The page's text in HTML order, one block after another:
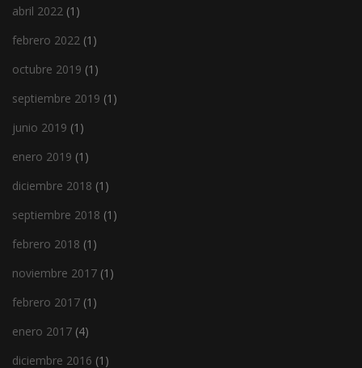
abril 2022 (1)
febrero 2022 (1)
octubre 2019 (1)
septiembre 2019 (1)
junio 2019 (1)
enero 2019 (1)
diciembre 2018 (1)
septiembre 2018 (1)
febrero 2018 (1)
noviembre 2017 (1)
febrero 2017 (1)
enero 2017 (4)
diciembre 2016 (1)